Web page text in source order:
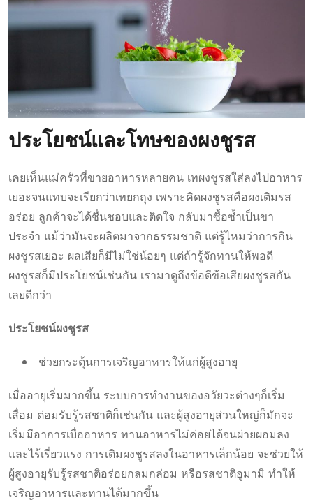
ประโยชน์และโทษของผงชูรส
เคยเห็นแม่ครัวที่ขายอาหารหลายคน เทผงชูรสใส่ลงไปอาหาร
เยอะจนแทบจะเรียกว่าเทยกถุง เพราะคิดผงชูรสคือผงเติมรส
อร่อย ลูกค้าจะได้ชื่นชอบและติดใจ กลับมาซื้อซ้ำเป็นขา
ประจำ แม้ว่ามันจะผลิตมาจากธรรมชาติ แต่รู้ไหมว่าการกิน
ผงชูรสเยอะ ผลเสียก็มีไม่ใช่น้อยๆ แต่ถ้ารู้จักทานให้พอดี
ผงชูรสก็มีประโยชน์เช่นกัน เรามาดูถึงข้อดีข้อเสียผงชูรสกัน
เลยดีกว่า
ประโยชน์ผงชูรส
ช่วยกระตุ้นการเจริญอาหารให้แก่ผู้สูงอายุ
เมื่ออายุเริ่มมากขึ้น ระบบการทำงานของอวัยวะต่างๆก็เริ่ม
เสื่อม ต่อมรับรู้รสชาติก็เช่นกัน และผู้สูงอายุส่วนใหญ่ก็มักจะ
เริ่มมีอาการเบื่ออาหาร ทานอาหารไม่ค่อยได้จนผ่ายผอมลง
และไร้เรี่ยวแรง การเติมผงชูรสลงในอาหารเล็กน้อย จะช่วยให้
ผู้สูงอายุรับรู้รสชาติอร่อยกลมกล่อม หรือรสชาติอูมามิ ทำให้
เจริญอาหารและทานได้มากขึ้น